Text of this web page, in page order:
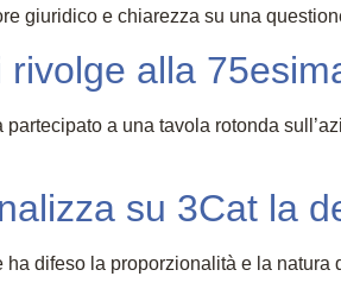
giuridico e chiarezza su una
rivolge alla
partecipato a una tavola rotonda
su 3Cat la
ha difeso la proporzionalità e la